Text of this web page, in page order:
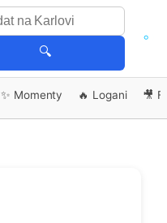
🔍
✨ Momenty 🔥 Logani 🎥